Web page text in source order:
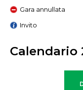
Gara annullata
Invito
Calendario